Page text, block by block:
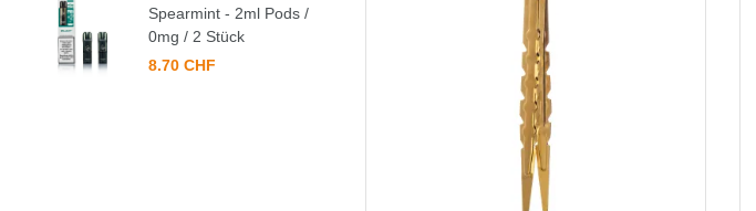
Spearmint - 2ml Pods /
0mg / 2 Stück
8.70 CHF